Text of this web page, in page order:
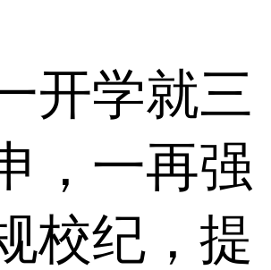
开学就三
，一再强
校纪，提